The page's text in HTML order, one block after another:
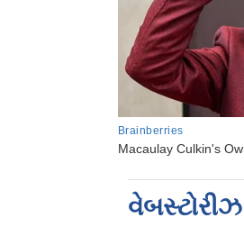
વેબસ્ટોરીઝ